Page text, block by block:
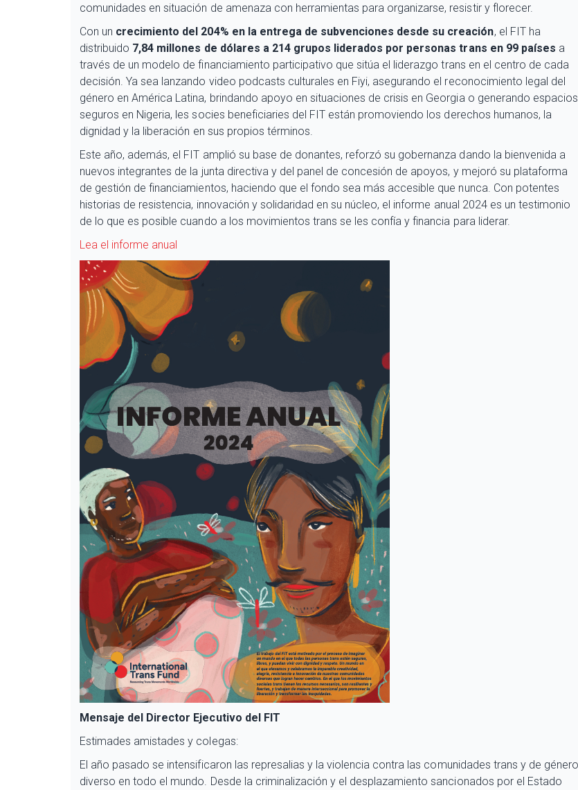
comunidades en situación de amenaza con herramientas para organizarse, resistir y florecer.
Con un crecimiento del 204% en la entrega de subvenciones desde su creación, el FIT ha
distribuido 7,84 millones de dólares a 214 grupos liderados por personas trans en 99 países a
través de un modelo de financiamiento participativo que sitúa el liderazgo trans en el centro de cada
decisión. Ya sea lanzando video podcasts culturales en Fiyi, asegurando el reconocimiento legal del
género en América Latina, brindando apoyo en situaciones de crisis en Georgia o generando espacios
seguros en Nigeria, les socies beneficiaries del FIT están promoviendo los derechos humanos, la
dignidad y la liberación en sus propios términos.
Este año, además, el FIT amplió su base de donantes, reforzó su gobernanza dando la bienvenida a
nuevos integrantes de la junta directiva y del panel de concesión de apoyos, y mejoró su plataforma
de gestión de financiamientos, haciendo que el fondo sea más accesible que nunca. Con potentes
historias de resistencia, innovación y solidaridad en su núcleo, el informe anual 2024 es un testimonio
de lo que es posible cuando a los movimientos trans se les confía y financia para liderar.
Lea el informe anual
Mensaje del Director Ejecutivo del FIT
Estimades amistades y colegas:
El año pasado se intensificaron las represalias y la violencia contra las comunidades trans y de género
diverso en todo el mundo. Desde la criminalización y el desplazamiento sancionados por el Estado